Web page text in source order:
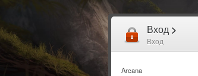
Вход >
Вход
Arcana